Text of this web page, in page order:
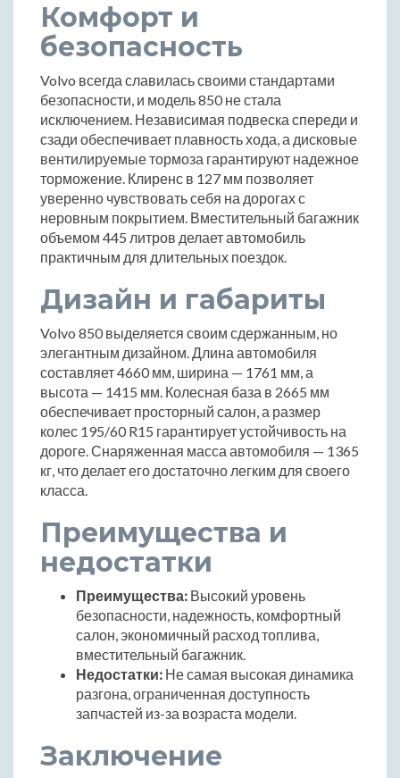
Комфорт и
безопасность
Volvo всегда славилась своими стандартами
безопасности, и модель 850 не стала
исключением. Независимая подвеска спереди и
сзади обеспечивает плавность хода, а дисковые
вентилируемые тормоза гарантируют надежное
торможение. Клиренс в 127 мм позволяет
уверенно чувствовать себя на дорогах с
неровным покрытием. Вместительный багажник
объемом 445 литров делает автомобиль
практичным для длительных поездок.
Дизайн и габариты
Volvo 850 выделяется своим сдержанным, но
элегантным дизайном. Длина автомобиля
составляет 4660 мм, ширина — 1761 мм, а
высота — 1415 мм. Колесная база в 2665 мм
обеспечивает просторный салон, а размер
колес 195/60 R15 гарантирует устойчивость на
дороге. Снаряженная масса автомобиля — 1365
кг, что делает его достаточно легким для своего
класса.
Преимущества и
недостатки
Преимущества: Высокий уровень
безопасности, надежность, комфортный
салон, экономичный расход топлива,
вместительный багажник.
Недостатки: Не самая высокая динамика
разгона, ограниченная доступность
запчастей из-за возраста модели.
Заключение